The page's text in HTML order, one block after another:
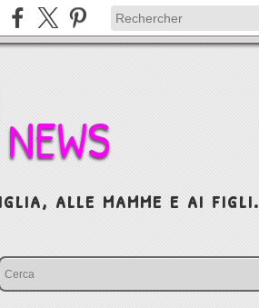
alle mamme e ai figli.